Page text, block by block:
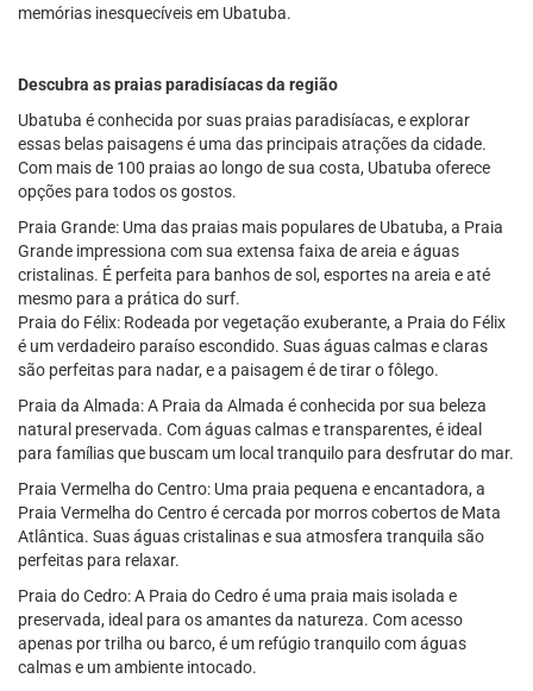
memórias inesquecíveis em Ubatuba.
Descubra as praias paradisíacas da região
Ubatuba é conhecida por suas praias paradisíacas, e explorar
essas belas paisagens é uma das principais atrações da cidade.
Com mais de 100 praias ao longo de sua costa, Ubatuba oferece
opções para todos os gostos.
Praia Grande: Uma das praias mais populares de Ubatuba, a Praia
Grande impressiona com sua extensa faixa de areia e águas
cristalinas. É perfeita para banhos de sol, esportes na areia e até
mesmo para a prática do surf.
Praia do Félix: Rodeada por vegetação exuberante, a Praia do Félix
é um verdadeiro paraíso escondido. Suas águas calmas e claras
são perfeitas para nadar, e a paisagem é de tirar o fôlego.
Praia da Almada: A Praia da Almada é conhecida por sua beleza
natural preservada. Com águas calmas e transparentes, é ideal
para famílias que buscam um local tranquilo para desfrutar do mar.
Praia Vermelha do Centro: Uma praia pequena e encantadora, a
Praia Vermelha do Centro é cercada por morros cobertos de Mata
Atlântica. Suas águas cristalinas e sua atmosfera tranquila são
perfeitas para relaxar.
Praia do Cedro: A Praia do Cedro é uma praia mais isolada e
preservada, ideal para os amantes da natureza. Com acesso
apenas por trilha ou barco, é um refúgio tranquilo com águas
calmas e um ambiente intocado.